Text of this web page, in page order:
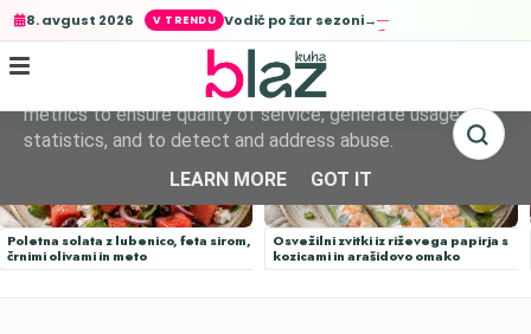
8. avgust 2026 Vodič po žar sezoni→
Poletna solata z lubenico, feta sirom,
črnimi olivami in meto
Osvežilni zvitki iz riževega papirja s
kozicami in arašidovo omako
This site uses cookies from Google to deliver its services
and to analyze traffic. Your IP address and user-agent are
shared with Google along with performance and security
metrics to ensure quality of service, generate usage
statistics, and to detect and address abuse.
LEARN MORE
GOT IT